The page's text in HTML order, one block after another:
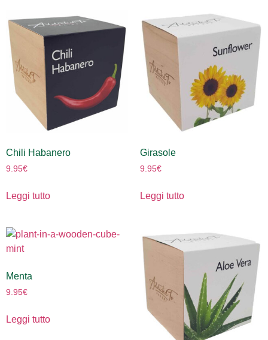
Chili Habanero
9.95€
Leggi tutto
Girasole
9.95€
Leggi tutto
Menta
9.95€
Leggi tutto